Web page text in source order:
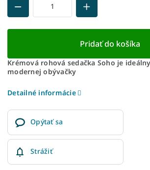
Pridať do košíka
Krémová rohová sedačka Soho je
modernej obývačky
Detailné informácie
Opýtať sa
Strážiť